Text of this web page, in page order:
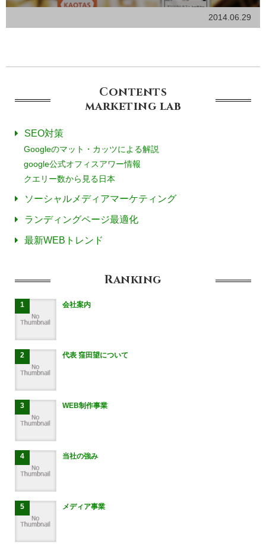
2014.06.29
Contents
marketing lab
SEO対策
Googleのマット・カッツによる解説
google公式オフィスアワー情報
クエリー数から見る日本
ソーシャルメディアマーケティング
ランディングページ最適化
最新WEBトレンド
Ranking
会社案内
代表 窪田望について
WEB制作事業
当社の強み
メディア事業